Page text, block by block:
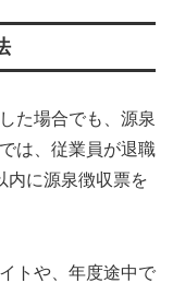
た場合でも、源泉
は、従業員が退職
内に源泉徴収票を
トや、年度途中で